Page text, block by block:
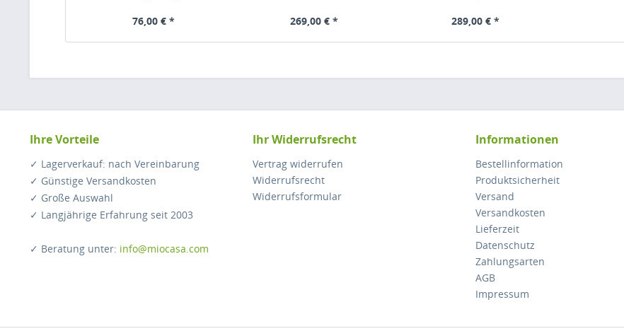
76,00 € * 269,00 € * 289,00 € *
Ihre Vorteile
✓ Lagerverkauf: nach Vereinbarung
✓ Günstige Versandkosten
✓ Große Auswahl
✓ Langjährige Erfahrung seit 2003
✓ Beratung unter: info@miocasa.com
Ihr Widerrufsrecht
Vertrag widerrufen
Widerrufsrecht
Widerrufsformular
Informationen
Bestellinformation
Produktsicherheit
Versand
Versandkosten
Lieferzeit
Datenschutz
Zahlungsarten
AGB
Impressum